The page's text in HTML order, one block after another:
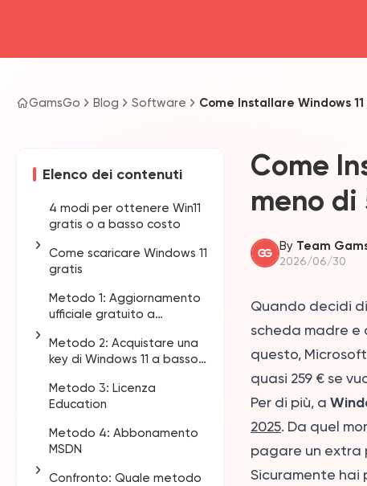
GamsGo Blog Software Come Installare Windows
Elenco dei contenuti
4 modi per ottenere Win11
gratis o a basso costo
Come scaricare Windows 11
gratis
Opzione 1: Usare il
Media Creation Tool
Opzione 2: Usare Rufus
per vecchi PC (Saltare
Metodo 1: Aggiornamento
ufficiale gratuito a
Metodo 2: Acquistare una
key di Windows 11 a basso
Come ottenere una key
Win 11 su GamsGo
Perché scegliere
GamsGo?
Metodo 3: Licenza
Education
Metodo 4: Abbonamento
MSDN
Confronto: Quale metodo
Come
meno di
By Team
2026/06/30
Quando decidi di
scheda madre e
questo,
quasi 259 € se
Per di più, a
2025. Da quel
pagare un extra
Sicuramente hai